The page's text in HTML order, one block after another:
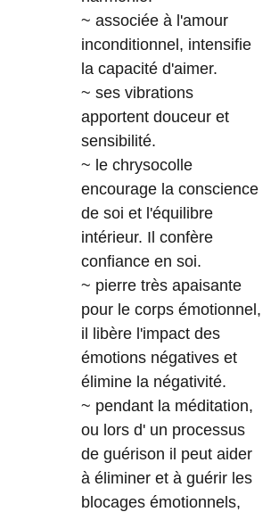
~ associée à l'amour
inconditionnel, intensifie
la capacité d'aimer.
~ ses vibrations
apportent douceur et
sensibilité.
~ le chrysocolle
encourage la conscience
de soi et l'équilibre
intérieur. Il confère
confiance en soi.
~ pierre très apaisante
pour le corps émotionnel,
il libère l'impact des
émotions négatives et
élimine la négativité.
~ pendant la méditation,
ou lors d' un processus
de guérison il peut aider
à éliminer et à guérir les
blocages émotionnels,